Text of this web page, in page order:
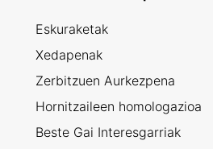
Eskuraketak
Xedapenak
Zerbitzuen Aurkezpena
Hornitzaileen homologazioa
Beste Gai Interesgarriak